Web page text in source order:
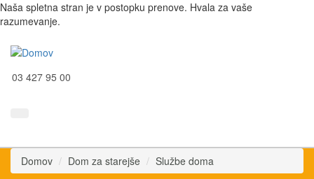
Naša spletna stran je v postopku prenove. Hvala za vaše
razumevanje.
03 427 95 00
Domov Dom za starejše Službe doma